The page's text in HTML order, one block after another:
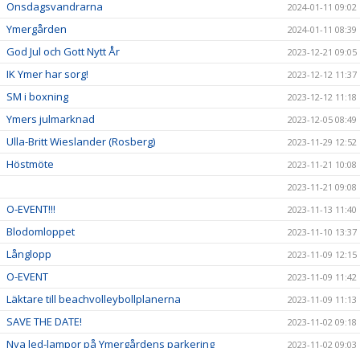
Onsdagsvandrarna 2024-01-11 09:02
Ymergården 2024-01-11 08:39
God Jul och Gott Nytt År 2023-12-21 09:05
IK Ymer har sorg! 2023-12-12 11:37
SM i boxning 2023-12-12 11:18
Ymers julmarknad 2023-12-05 08:49
Ulla-Britt Wieslander (Rosberg) 2023-11-29 12:52
Höstmöte
2023-11-21 10:08
2023-11-21 09:08
O-EVENT!!! 2023-11-13 11:40
Blodomloppet 2023-11-10 13:37
Långlopp 2023-11-09 12:15
O-EVENT 2023-11-09 11:42
Läktare till beachvolleybollplanerna 2023-11-09 11:13
SAVE THE DATE! 2023-11-02 09:18
Nya led-lampor på Ymergårdens parkering
2023-11-02 09:03